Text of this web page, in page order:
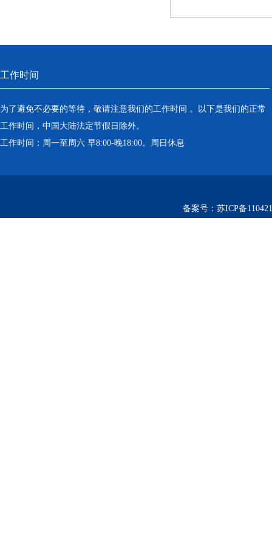
工作时间
为了避免不必要的等待，敬请注意我们的工作时间 。以下是我们的正常
工作时间，中国大陆法定节假日除外。
工作时间：周一至周六 早8:00-晚18:00。周日休息
备案号： 苏ICP备